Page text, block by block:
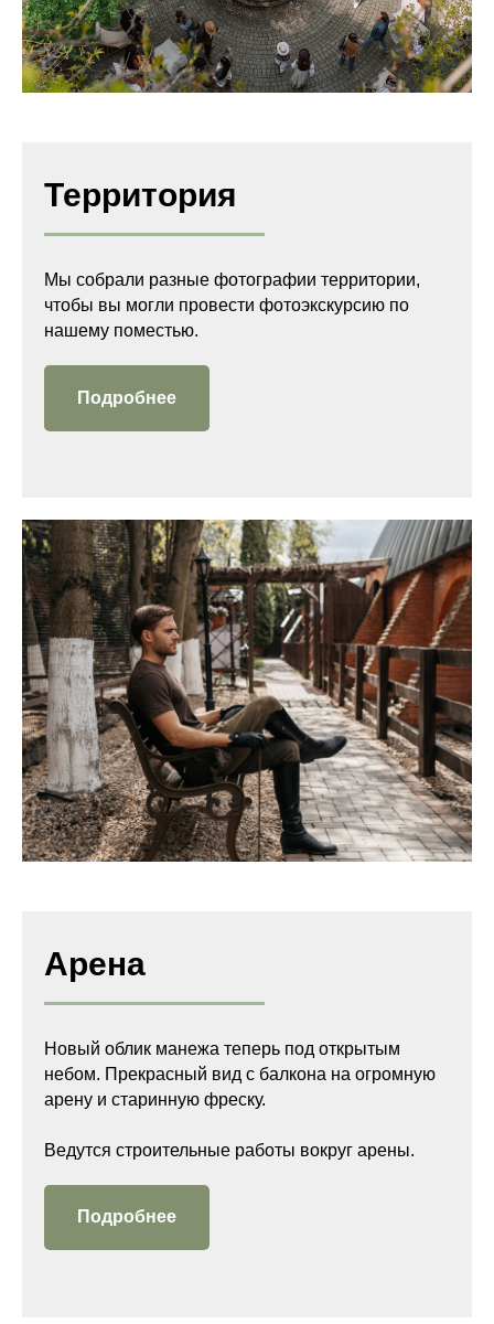
Территория
Мы собрали разные фотографии территории,
чтобы вы могли провести фотоэкскурсию по
нашему поместью.
Подробнее
Арена
Новый облик манежа теперь под открытым
небом. Прекрасный вид с балкона на огромную
арену и старинную фреску.
Ведутся строительные работы вокруг арены.
Подробнее